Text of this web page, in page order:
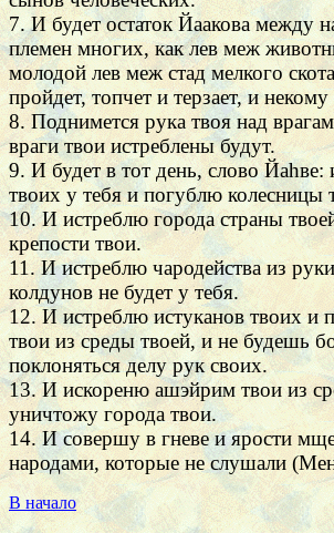
7. И будет остаток Йаакова между
племен многих, как лев меж
молодой лев меж стад мелкого
пройдет, топчет и терзает, и
8. Поднимется рука твоя над
враги твои истреблены будут.
9. И будет в тот день, слово Йаhве:
твоих у тебя и погублю колесницы
10. И истреблю города страны
крепости твои.
11. И истреблю чародейства из
колдунов не будет у тебя.
12. И истреблю истуканов твоих и
твои из среды твоей, и не будешь
поклоняться делу рук своих.
13. И искореню ашэйрим твои из
уничтожу города твои.
14. И совершу в гневе и ярости
народами, которые не слушали
В начало